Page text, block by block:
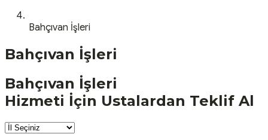
Bahçıvan İşleri
Bahçıvan İşleri
Bahçıvan İşleri
Hizmeti İçin Ustalardan Teklif Al